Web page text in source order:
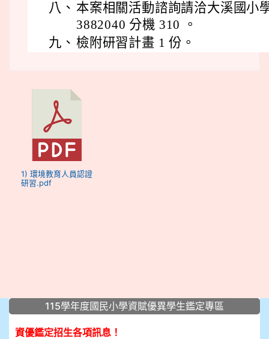
八、 本案相關活動諮詢請洽大溪國小
3882040 分機 310 。
九、 檢附研習計畫 1 份。
1) 環境教育人員認證
研習.pdf
::: 115學年度國民小學資賦優異學生鑑定專區
資優鑑定招生各項訊息！